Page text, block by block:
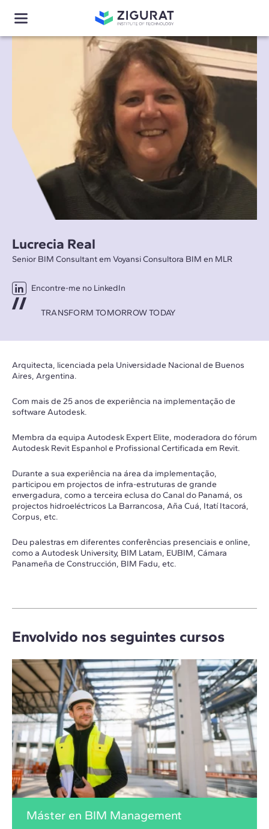
Lucrecia Real
Senior BIM Consultant em Voyansi Consultora BIM en MLR
Encontre-me no LinkedIn
TRANSFORM TOMORROW TODAY
Arquitecta, licenciada pela Universidade Nacional de Buenos
Aires, Argentina.
Com mais de 25 anos de experiência na implementação de
software Autodesk.
Membra da equipa Autodesk Expert Elite, moderadora do fórum
Autodesk Revit Espanhol e Profissional Certificada em Revit.
Durante a sua experiência na área da implementação,
participou em projectos de infra-estruturas de grande
envergadura, como a terceira eclusa do Canal do Panamá, os
projectos hidroeléctricos La Barrancosa, Aña Cuá, Itatí Itacorá,
Corpus, etc.
Deu palestras em diferentes conferências presenciais e online,
como a Autodesk University, BIM Latam, EUBIM, Cámara
Panameña de Construcción, BIM Fadu, etc.
Envolvido nos seguintes cursos
Máster en BIM Management